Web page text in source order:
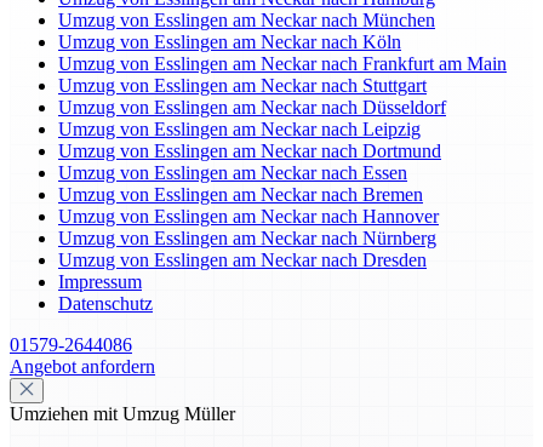
Umzug von Esslingen am Neckar nach München
Umzug von Esslingen am Neckar nach Köln
Umzug von Esslingen am Neckar nach Frankfurt am Main
Umzug von Esslingen am Neckar nach Stuttgart
Umzug von Esslingen am Neckar nach Düsseldorf
Umzug von Esslingen am Neckar nach Leipzig
Umzug von Esslingen am Neckar nach Dortmund
Umzug von Esslingen am Neckar nach Essen
Umzug von Esslingen am Neckar nach Bremen
Umzug von Esslingen am Neckar nach Hannover
Umzug von Esslingen am Neckar nach Nürnberg
Umzug von Esslingen am Neckar nach Dresden
Impressum
Datenschutz
01579-2644086
Angebot anfordern
Umziehen mit Umzug Müller